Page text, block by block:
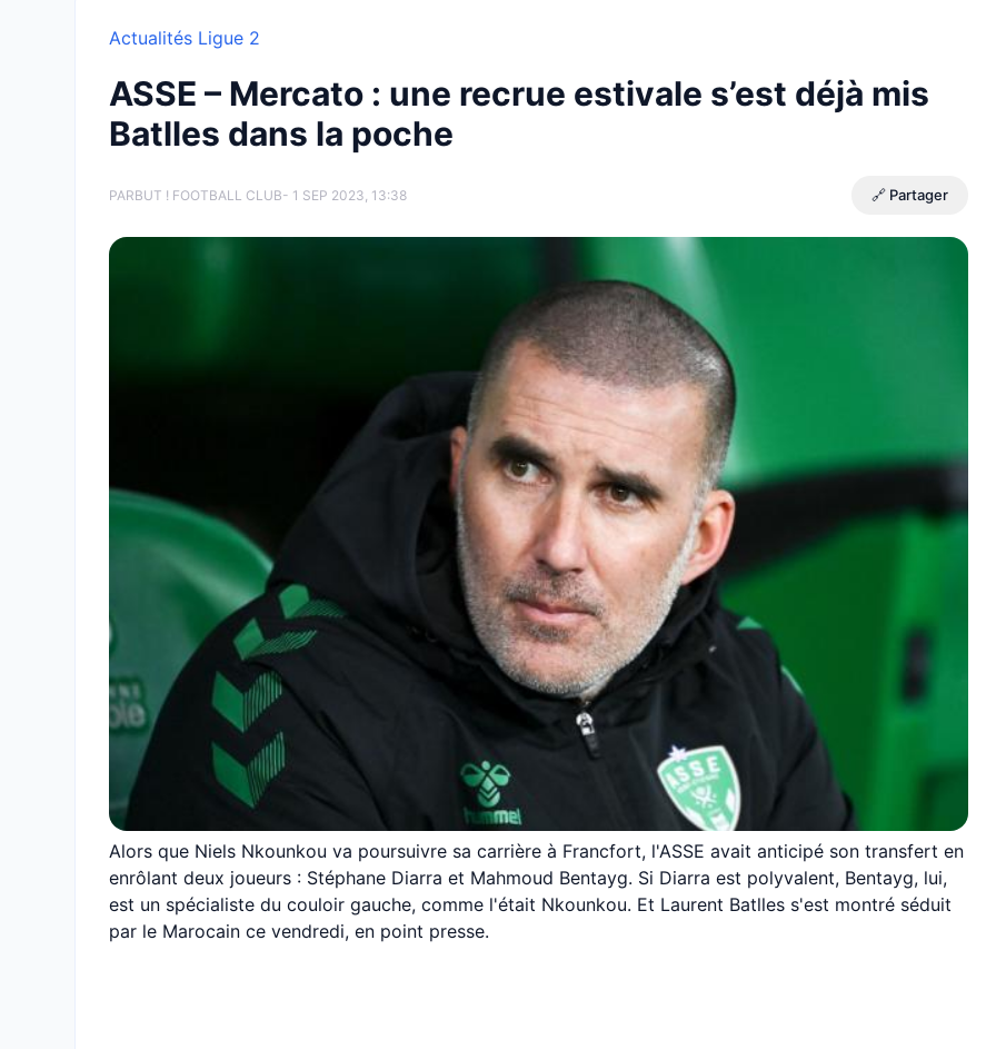
Actualités Ligue 2
ASSE – Mercato : une recrue estivale s’est déjà mis
Batlles dans la poche
PARBUT ! FOOTBALL CLUB- 1 SEP 2023, 13:38 🔗 Partager
Alors que Niels Nkounkou va poursuivre sa carrière à Francfort, l'ASSE avait anticipé son transfert en
enrôlant deux joueurs : Stéphane Diarra et Mahmoud Bentayg. Si Diarra est polyvalent, Bentayg, lui,
est un spécialiste du couloir gauche, comme l'était Nkounkou. Et Laurent Batlles s'est montré séduit
par le Marocain ce vendredi, en point presse.